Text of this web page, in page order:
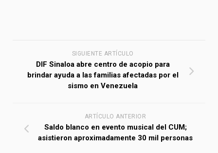
SIGUIENTE ARTÍCULO
DIF Sinaloa abre centro de acopio para
brindar ayuda a las familias afectadas por el
sismo en Venezuela
ARTÍCULO ANTERIOR
Saldo blanco en evento musical del CUM;
asistieron aproximadamente 30 mil personas